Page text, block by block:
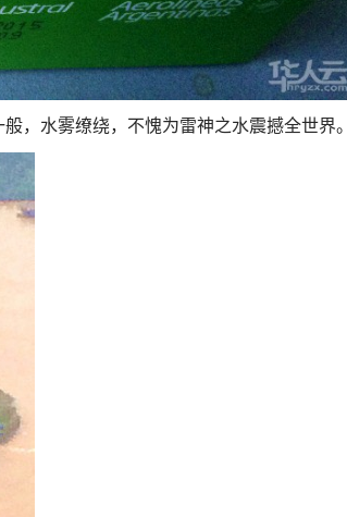
，水雾缭绕，不愧为雷神之水震撼全世界